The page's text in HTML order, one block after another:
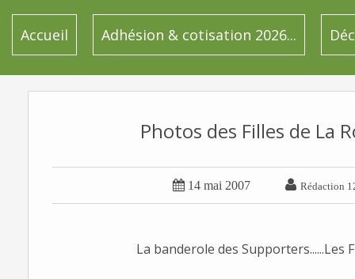
Accueil Adhésion & cotisation 2026...
Photos des Filles de La
 14 mai 2007  Rédaction
La banderole des Supporters......Les